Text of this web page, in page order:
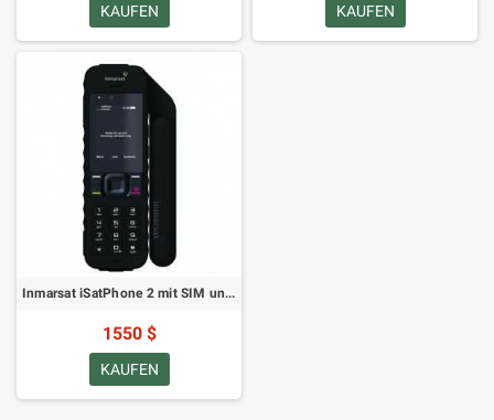
KAUFEN KAUFEN
Inmarsat iSatPhone 2 mit SIM und 500-Einheiten-Gutschein, gültig für 365 Tage
1550 $
KAUFEN